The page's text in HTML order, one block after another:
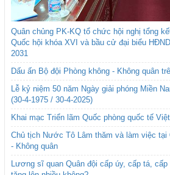
Quân chủng PK-KQ tổ chức hội nghị tổng
Quốc hội khóa XVI và bầu cử đại biểu
2031
Dấu ấn Bộ đội Phòng không - Không quân
Lễ kỷ niệm 50 năm Ngày giải phóng Miền
(30-4-1975 / 30-4-2025)
Khai mạc Triển lãm Quốc phòng quốc tế
Chủ tịch Nước Tô Lâm thăm và làm việc tại
- Không quân
Lương sĩ quan Quân đội cấp úy, cấp tá,